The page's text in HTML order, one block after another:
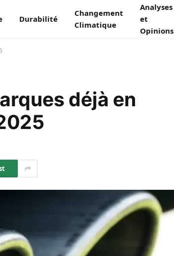
Durabilité
Changement
Climatique
Analyses
et
Opinions
déjà en